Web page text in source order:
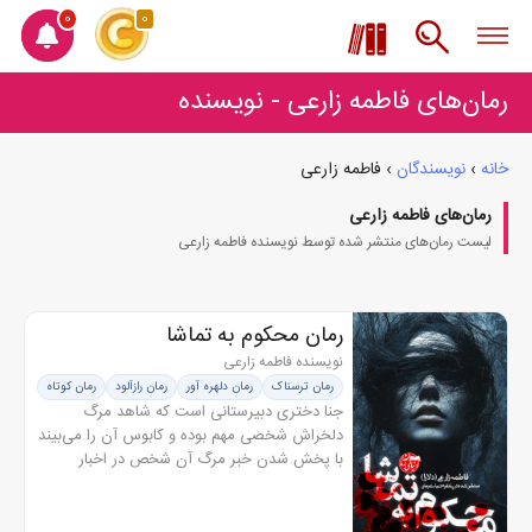
رمان‌های فاطمه زارعی - نویسنده
خانه › نویسندگان › فاطمه زارعی
رمان‌های فاطمه زارعی
لیست رمان‌های منتشر شده توسط نویسنده فاطمه زارعی
رمان محکوم به تماشا
نویسنده فاطمه زارعی
رمان ترسناک رمان دلهره آور رمان رازآلود رمان کوتاه
جنا دختری دبیرستانی است که شاهد مرگ
دلخراش شخصی مهم بوده و کابوس آن را می‌بیند
با پخش شدن خبر مرگ آن شخص در اخبار
0 0